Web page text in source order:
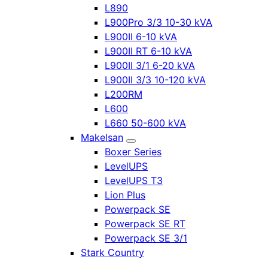
L890
L900Pro 3/3 10-30 kVA
L900II 6-10 kVA
L900II RT 6-10 kVA
L900II 3/1 6-20 kVA
L900II 3/3 10-120 kVA
L200RM
L600
L660 50-600 kVA
Makelsan
Boxer Series
LevelUPS
LevelUPS T3
Lion Plus
Powerpack SE
Powerpack SE RT
Powerpack SE 3/1
Stark Country